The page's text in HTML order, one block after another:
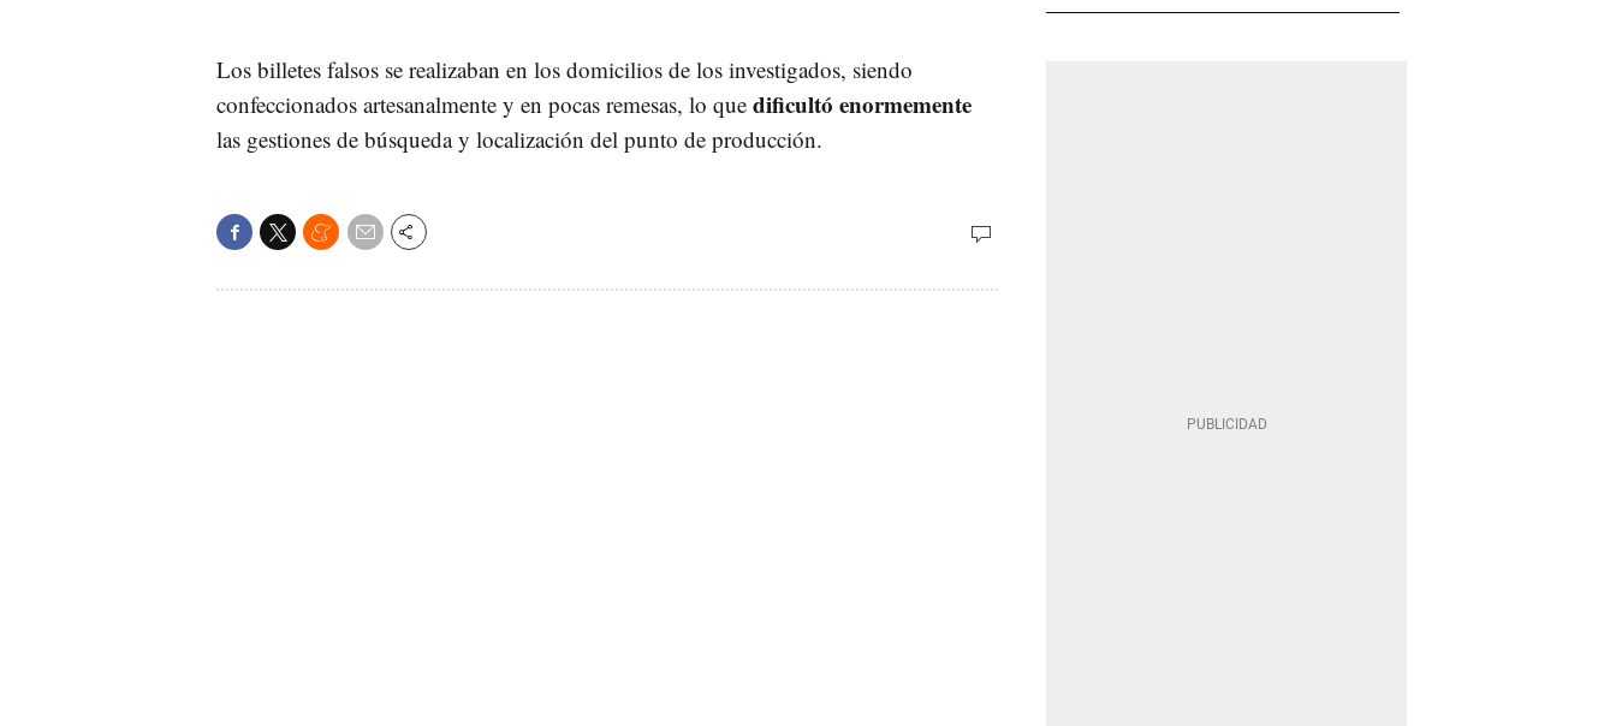
Los billetes falsos se realizaban en los domicilios de los investigados, siendo
confeccionados artesanalmente y en pocas remesas, lo que dificultó enormemente
las gestiones de búsqueda y localización del punto de producción.